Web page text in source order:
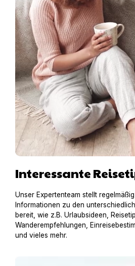
Interessante
Unser Expertenteam stellt
Informationen zu den
bereit, wie z.B. Urlaubsideen,
Wanderempfehlungen,
und vieles mehr.